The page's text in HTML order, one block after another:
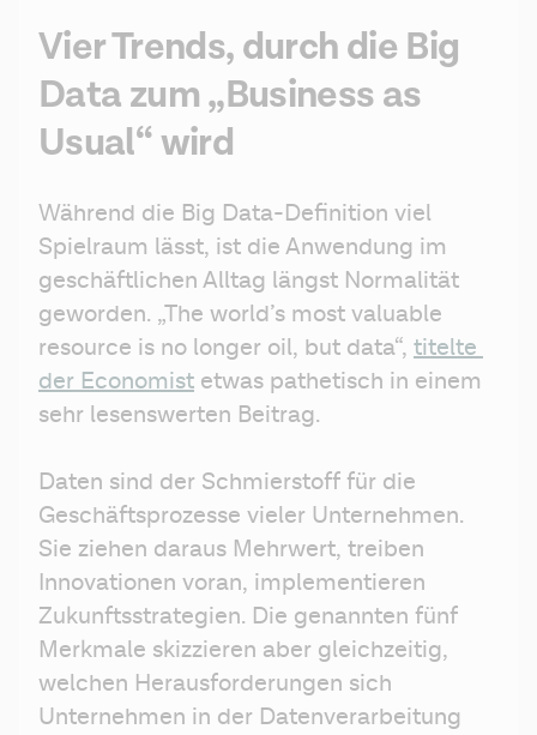
Vier Trends, durch die Big
Data zum „Business as
Usual“ wird
Während die Big Data-Definition viel
Spielraum lässt, ist die Anwendung im
geschäftlichen Alltag längst Normalität
geworden. „The world’s most valuable
resource is no longer oil, but data“, titelte
der Economist etwas pathetisch in einem
sehr lesenswerten Beitrag.
Daten sind der Schmierstoff für die
Geschäftsprozesse vieler Unternehmen.
Sie ziehen daraus Mehrwert, treiben
Innovationen voran, implementieren
Zukunftsstrategien. Die genannten fünf
Merkmale skizzieren aber gleichzeitig,
welchen Herausforderungen sich
Unternehmen in der Datenverarbeitung